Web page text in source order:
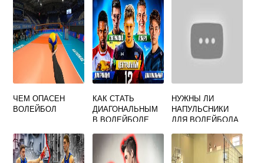
ЧЕМ ОПАСЕН
ВОЛЕЙБОЛ
КАК СТАТЬ
ДИАГОНАЛЬНЫМ
В ВОЛЕЙБОЛЕ
НУЖНЫ ЛИ
НАПУЛЬСНИКИ
ДЛЯ ВОЛЕЙБОЛА